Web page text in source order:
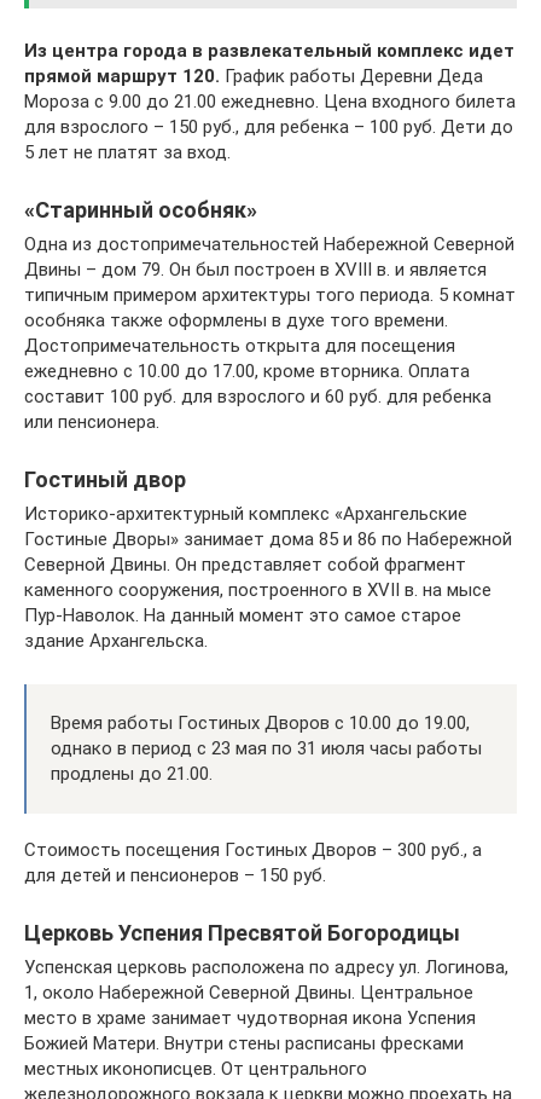
Из центра города в развлекательный комплекс идет
прямой маршрут 120. График работы Деревни Деда
Мороза с 9.00 до 21.00 ежедневно. Цена входного билета
для взрослого – 150 руб., для ребенка – 100 руб. Дети до
5 лет не платят за вход.
«Старинный особняк»
Одна из достопримечательностей Набережной Северной
Двины – дом 79. Он был построен в XVIII в. и является
типичным примером архитектуры того периода. 5 комнат
особняка также оформлены в духе того времени.
Достопримечательность открыта для посещения
ежедневно с 10.00 до 17.00, кроме вторника. Оплата
составит 100 руб. для взрослого и 60 руб. для ребенка
или пенсионера.
Гостиный двор
Историко-архитектурный комплекс «Архангельские
Гостиные Дворы» занимает дома 85 и 86 по Набережной
Северной Двины. Он представляет собой фрагмент
каменного сооружения, построенного в XVII в. на мысе
Пур-Наволок. На данный момент это самое старое
здание Архангельска.
Время работы Гостиных Дворов с 10.00 до 19.00,
однако в период с 23 мая по 31 июля часы работы
продлены до 21.00.
Стоимость посещения Гостиных Дворов – 300 руб., а
для детей и пенсионеров – 150 руб.
Церковь Успения Пресвятой Богородицы
Успенская церковь расположена по адресу ул. Логинова,
1, около Набережной Северной Двины. Центральное
место в храме занимает чудотворная икона Успения
Божией Матери. Внутри стены расписаны фресками
местных иконописцев. От центрального
железнодорожного вокзала к церкви можно проехать на